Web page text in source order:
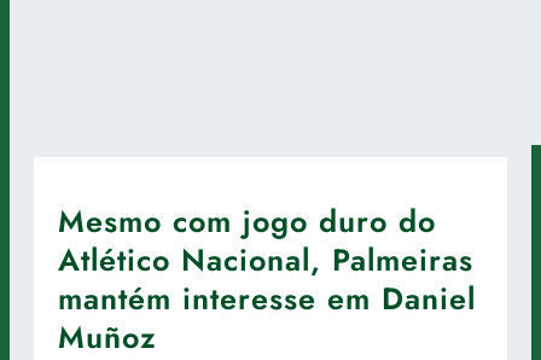
Mesmo com jogo duro do
Atlético Nacional, Palmeiras
mantém interesse em Daniel
Muñoz